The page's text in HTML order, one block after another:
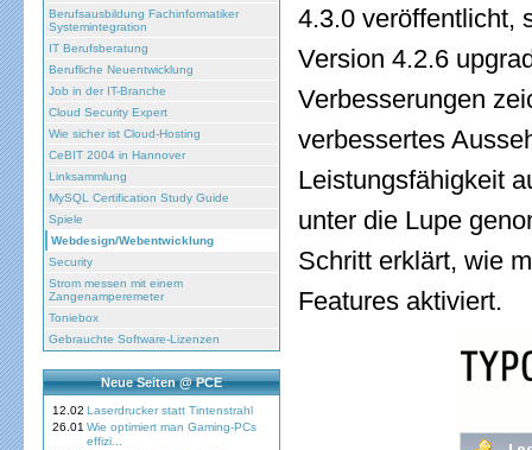
Berufsausbildung Fachinformatiker
Systemintegration
IT Berufsberatung
Berufliche Neuentwicklung
Job in der IT-Branche
Cloud Security Expert
Wie sicher ist Cloud-Hosting
CeBIT 2004 in Hannover
Linksammlung
MySQL Certification Study Guide
Spiele
Webdesign/Webentwicklung
Security
Strom messen mit einem
Zangenamperemeter
Toniebox
Gebrauchte Software-Lizenzen
Neue Seiten @ PCE
12.02 Laserdrucker statt Tintenstrahl
26.01 Wie optimiert man Gaming-PCs
effizi...
4.3.0 veröffentlicht,
Version 4.2.6
Verbesserungen
verbessertes
Leistungsfähigkeit
unter die Lupe
Schritt erklärt, wie
Features aktiviert.